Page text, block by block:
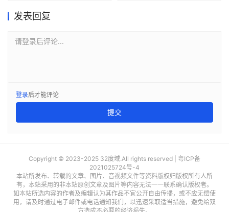
发表回复
请登录后评论...
登录后才能评论
提交
Copyright © 2023-2025 32度域.All rights reserved | 粤ICP备
2021025724号-4
本站所发布、转载的文章、图片、音视频文件等资料版权归版权所有人所
有，本站采用的非本站原创文章及图片等内容无法一一联系确认版权者。
如本站所选内容的作者及编辑认为其作品不宜公开自由传播，或不应无偿使
用，请及时通过电子邮件或电话通知我们，以迅速采取适当措施，避免给双